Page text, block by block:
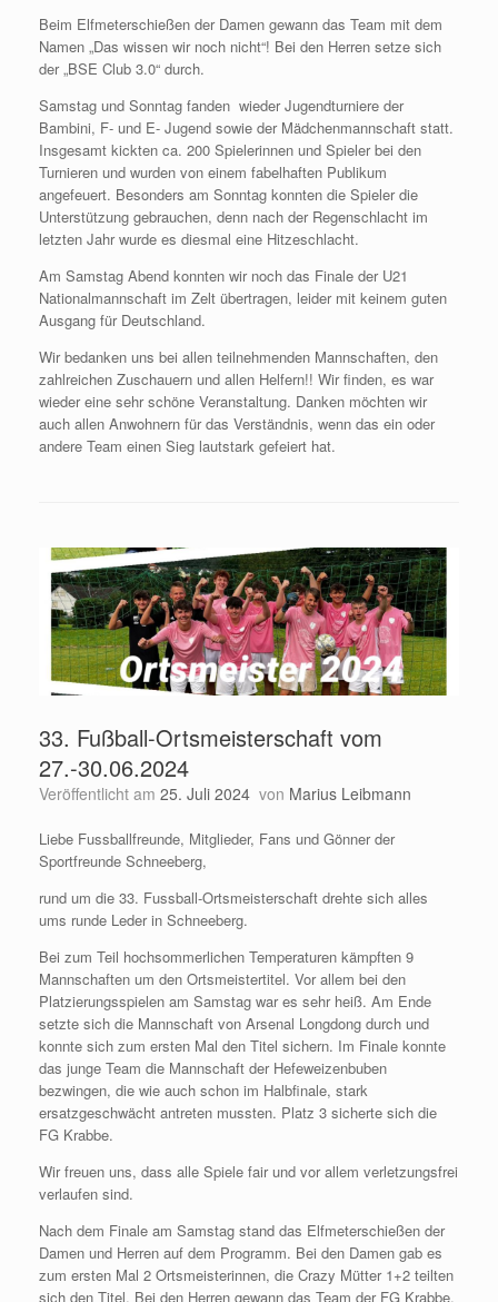
Beim Elfmeterschießen der Damen gewann das Team mit dem
Namen „Das wissen wir noch nicht“! Bei den Herren setze sich
der „BSE Club 3.0“ durch.
Samstag und Sonntag fanden wieder Jugendturniere der
Bambini, F- und E- Jugend sowie der Mädchenmannschaft statt.
Insgesamt kickten ca. 200 Spielerinnen und Spieler bei den
Turnieren und wurden von einem fabelhaften Publikum
angefeuert. Besonders am Sonntag konnten die Spieler die
Unterstützung gebrauchen, denn nach der Regenschlacht im
letzten Jahr wurde es diesmal eine Hitzeschlacht.
Am Samstag Abend konnten wir noch das Finale der U21
Nationalmannschaft im Zelt übertragen, leider mit keinem guten
Ausgang für Deutschland.
Wir bedanken uns bei allen teilnehmenden Mannschaften, den
zahlreichen Zuschauern und allen Helfern!! Wir finden, es war
wieder eine sehr schöne Veranstaltung. Danken möchten wir
auch allen Anwohnern für das Verständnis, wenn das ein oder
andere Team einen Sieg lautstark gefeiert hat.
33. Fußball-Ortsmeisterschaft vom
27.-30.06.2024
Veröffentlicht am 25. Juli 2024 von Marius Leibmann
Liebe Fussballfreunde, Mitglieder, Fans und Gönner der
Sportfreunde Schneeberg,
rund um die 33. Fussball-Ortsmeisterschaft drehte sich alles
ums runde Leder in Schneeberg.
Bei zum Teil hochsommerlichen Temperaturen kämpften 9
Mannschaften um den Ortsmeistertitel. Vor allem bei den
Platzierungsspielen am Samstag war es sehr heiß. Am Ende
setzte sich die Mannschaft von Arsenal Longdong durch und
konnte sich zum ersten Mal den Titel sichern. Im Finale konnte
das junge Team die Mannschaft der Hefeweizenbuben
bezwingen, die wie auch schon im Halbfinale, stark
ersatzgeschwächt antreten mussten. Platz 3 sicherte sich die
FG Krabbe.
Wir freuen uns, dass alle Spiele fair und vor allem verletzungsfrei
verlaufen sind.
Nach dem Finale am Samstag stand das Elfmeterschießen der
Damen und Herren auf dem Programm. Bei den Damen gab es
zum ersten Mal 2 Ortsmeisterinnen, die Crazy Mütter 1+2 teilten
sich den Titel. Bei den Herren gewann das Team der FG Krabbe.